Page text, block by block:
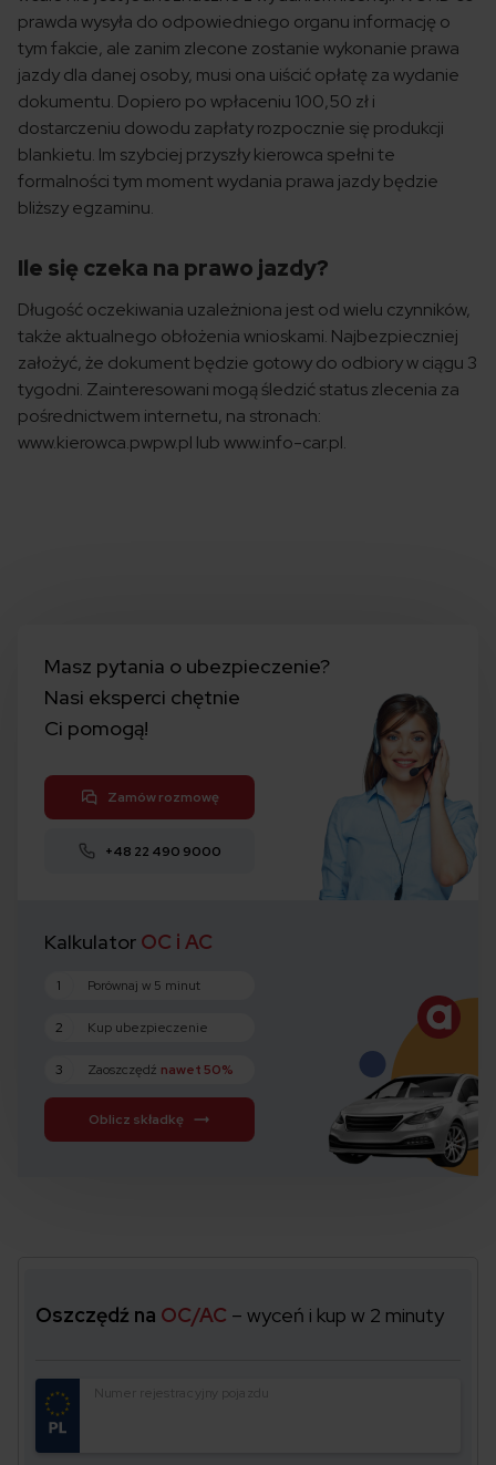
prawda wysyła do odpowiedniego organu informację o
tym fakcie, ale zanim zlecone zostanie wykonanie prawa
jazdy dla danej osoby, musi ona uiścić opłatę za wydanie
dokumentu. Dopiero po wpłaceniu 100,50 zł i
dostarczeniu dowodu zapłaty rozpocznie się produkcji
blankietu. Im szybciej przyszły kierowca spełni te
formalności tym moment wydania prawa jazdy będzie
bliższy egzaminu.
Ile się czeka na prawo jazdy?
Długość oczekiwania uzależniona jest od wielu czynników,
także aktualnego obłożenia wnioskami. Najbezpieczniej
założyć, że dokument będzie gotowy do odbiory w ciągu 3
tygodni. Zainteresowani mogą śledzić status zlecenia za
pośrednictwem internetu, na stronach:
www.kierowca.pwpw.pl lub www.info-car.pl.
Masz pytania o ubezpieczenie?
Nasi eksperci chętnie
Ci pomogą!
Zamów rozmowę
+48 22 490 9000
Kalkulator OC i AC
1 Porównaj w 5 minut
2 Kup ubezpieczenie
3 Zaoszczędź nawet 50%
Oblicz składkę
Oszczędź na OC/AC – wyceń i kup w 2 minuty
Numer rejestracyjny pojazdu